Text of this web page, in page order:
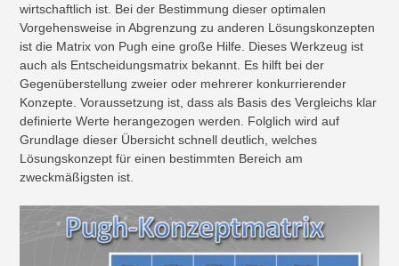
wirtschaftlich ist. Bei der Bestimmung dieser optimalen
Vorgehensweise in Abgrenzung zu anderen Lösungskonzepten
ist die Matrix von Pugh eine große Hilfe. Dieses Werkzeug ist
auch als Entscheidungsmatrix bekannt. Es hilft bei der
Gegenüberstellung zweier oder mehrerer konkurrierender
Konzepte. Voraussetzung ist, dass als Basis des Vergleichs klar
definierte Werte herangezogen werden. Folglich wird auf
Grundlage dieser Übersicht schnell deutlich, welches
Lösungskonzept für einen bestimmten Bereich am
zweckmäßigsten ist.